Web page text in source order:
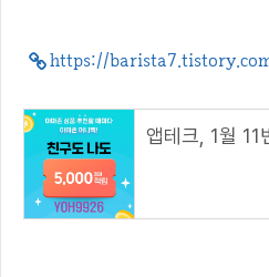
https://